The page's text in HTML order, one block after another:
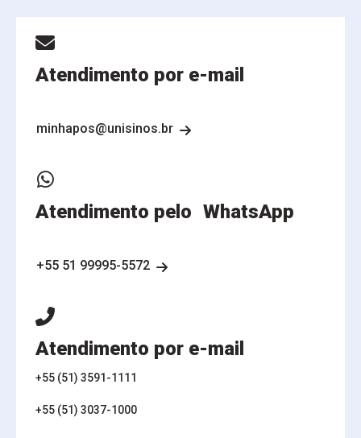
Atendimento por e-mail
minhapos@unisinos.br
Atendimento pelo WhatsApp
+55 51 99995-5572
Atendimento por e-mail
+55 (51) 3591-1111
+55 (51) 3037-1000